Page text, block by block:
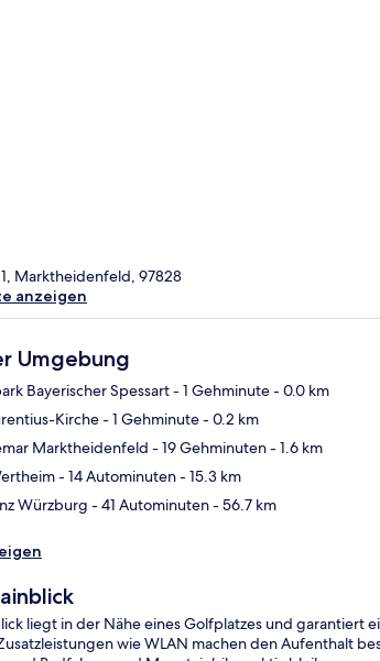
Marktheidenfeld, 97828
anzeigen
Umgebung
Bayerischer Spessart- 1 Gehminute- 0.0 km
Kirche- 1 Gehminute- 0.2 km
Marktheidenfeld - 19 Gehminuten- 1.6 km
- 14 Autominuten- 15.3 km
Würzburg - 41 Autominuten- 56.7 km
liegt in der Nähe eines Golfplatzes und garantiert
wie WLAN machen den Aufenthalt